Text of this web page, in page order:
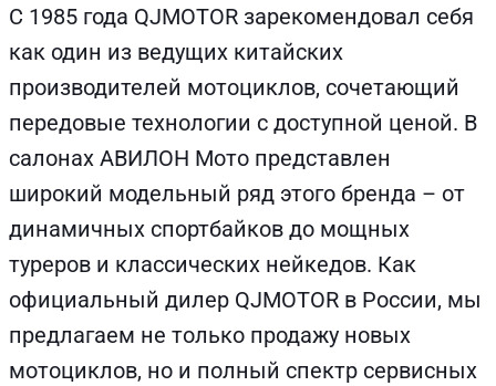
С 1985 года QJMOTOR зарекомендовал себя
как один из ведущих китайских
производителей мотоциклов, сочетающий
передовые технологии с доступной ценой. В
салонах АВИЛОН Мото представлен
широкий модельный ряд этого бренда – от
динамичных спортбайков до мощных
туреров и классических нейкедов. Как
официальный дилер QJMOTOR в России, мы
предлагаем не только продажу новых
мотоциклов, но и полный спектр сервисных